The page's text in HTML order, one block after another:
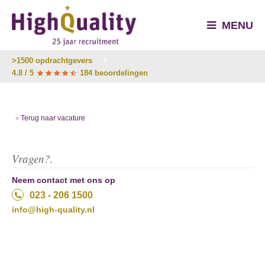
MENU
>1500 opdrachtgevers
4.8 / 5
184 beoordelingen
Terug naar vacature
Vragen?.
Neem contact met ons op
023 - 206 1500
info@high-quality.nl